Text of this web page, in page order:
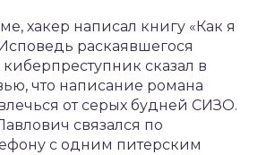
хакер написал книгу «Как я
раскаявшегося
сказал в
что написание романа
от серых будней СИЗО.
связался по
с одним питерским